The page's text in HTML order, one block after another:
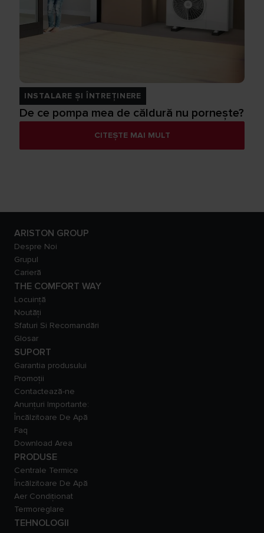
INSTALARE ȘI ÎNTREȚINERE
De ce pompa mea de căldură nu pornește?
CITEȘTE MAI MULT
ARISTON GROUP
Despre Noi
Grupul
Carieră
THE COMFORT WAY
Locuință
Noutăți
Sfaturi Si Recomandări
Glosar
SUPORT
Garantia produsului
Promoții
Contactează-ne
Anunțuri Importante:
Încălzitoare De Apă
Faq
Download Area
PRODUSE
Centrale Termice
Încălzitoare De Apă
Aer Condiționat
Termoreglare
TEHNOLOGII